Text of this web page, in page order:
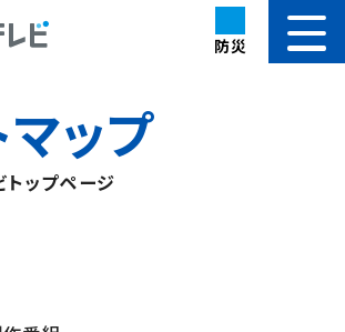
防災
ップ
ップページ